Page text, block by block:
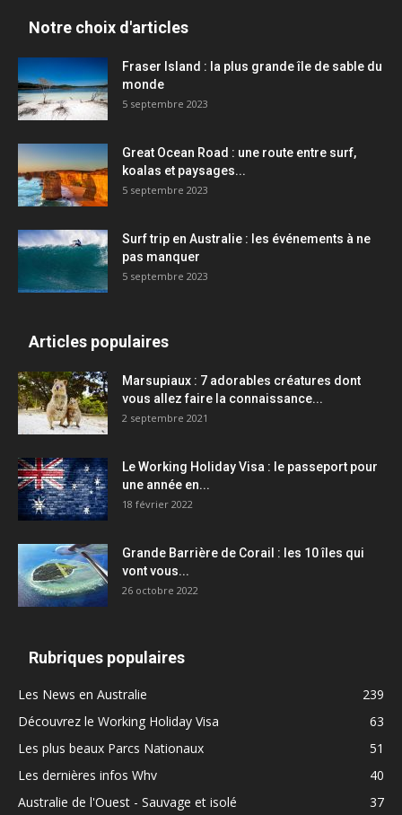
Notre choix d'articles
Fraser Island : la plus grande île de sable du
monde
5 septembre 2023
Great Ocean Road : une route entre surf,
koalas et paysages...
5 septembre 2023
Surf trip en Australie : les événements à ne
pas manquer
5 septembre 2023
Articles populaires
Marsupiaux : 7 adorables créatures dont
vous allez faire la connaissance...
2 septembre 2021
Le Working Holiday Visa : le passeport pour
une année en...
18 février 2022
Grande Barrière de Corail : les 10 îles qui
vont vous...
26 octobre 2022
Rubriques populaires
Les News en Australie
239
Découvrez le Working Holiday Visa
63
Les plus beaux Parcs Nationaux
51
Les dernières infos Whv
40
Australie de l'Ouest - Sauvage et isolé
37